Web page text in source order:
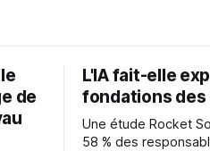
de
L'IA fait-elle
fondations
Une étude Rocket
58 % des